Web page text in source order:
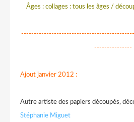
Âges : collages : tous les âges /
---------------
Ajout janvier 2012 :
Autre artiste des papiers découpés,
Stéphanie Miguet